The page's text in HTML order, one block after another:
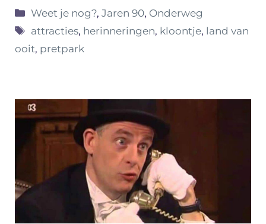
Categorieën
Weet je nog?,Jaren 90, Onderweg
Tags
attracties, herinneringen, kloontje, land van
ooit, pretpark